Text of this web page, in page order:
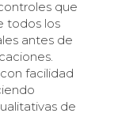
que
todos los
antes de
facilidad
de